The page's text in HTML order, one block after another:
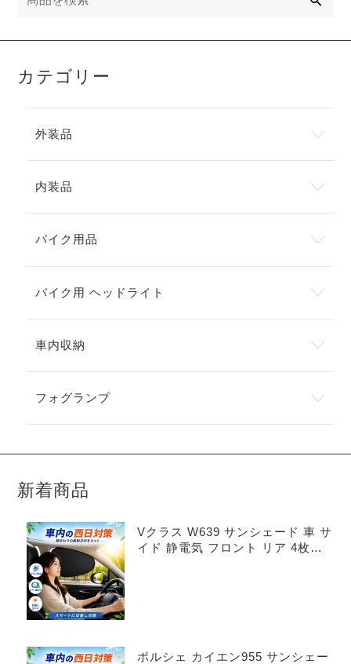
カテゴリー
外装品
内装品
バイク用品
バイク用 ヘッドライト
車内収納
フォグランプ
新着商品
Vクラス W639 サンシェード 車 サ
イド 静電気 フロント リア 4枚セ
ポルシェ カイエン955 サンシェー